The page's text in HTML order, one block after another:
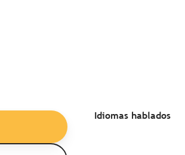
Idiomas hablados
Idiomas hablados